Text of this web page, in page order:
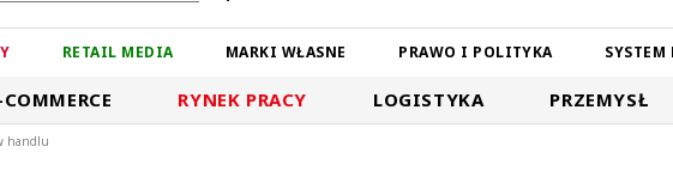
RETAIL MEDIA MARKI WŁASNE PRAWO I POLITYKA SYSTEM
COMMERCE RYNEK PRACY LOGISTYKA PRZEMYSŁ
handlu